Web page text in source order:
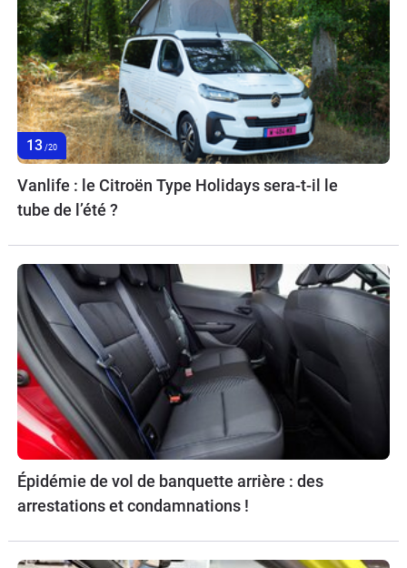
13 /20
Vanlife : le Citroën Type Holidays sera-t-il le
tube de l’été ?
Épidémie de vol de banquette arrière : des
arrestations et condamnations !